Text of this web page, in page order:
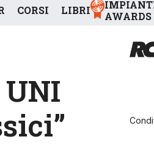
CORSI LIBRI
AWARDS